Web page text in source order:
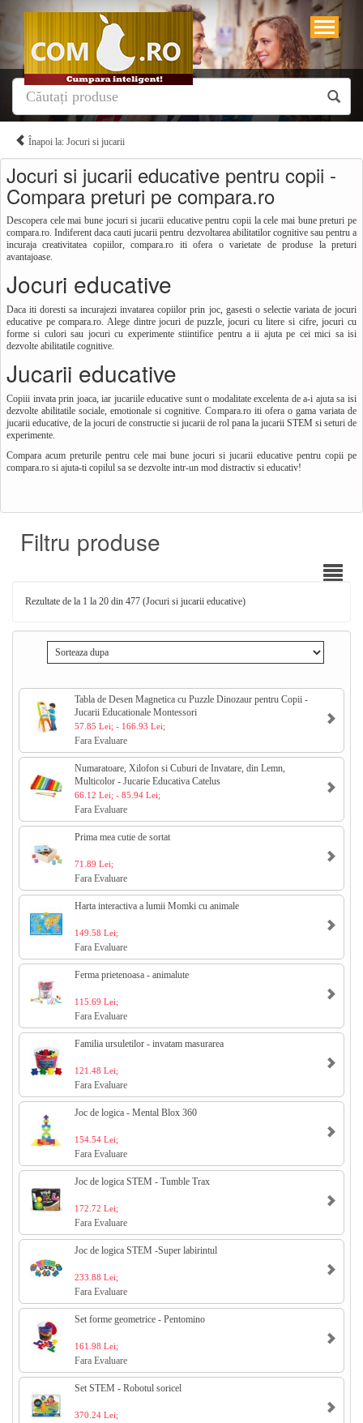
Înapoi la: Jocuri si jucarii
Jocuri si jucarii educative pentru copii -
Compara preturi pe compara.ro
Descopera cele mai bune jocuri si jucarii educative pentru copii la cele mai bune preturi pe
compara.ro. Indiferent daca cauti jucarii pentru dezvoltarea abilitatilor cognitive sau pentru a
incuraja creativitatea copiilor, compara.ro iti ofera o varietate de produse la preturi
avantajoase.
Jocuri educative
Daca iti doresti sa incurajezi invatarea copiilor prin joc, gasesti o selectie variata de jocuri
educative pe compara.ro. Alege dintre jocuri de puzzle, jocuri cu litere si cifre, jocuri cu
forme si culori sau jocuri cu experimente stiintifice pentru a ii ajuta pe cei mici sa isi
dezvolte abilitatile cognitive.
Jucarii educative
Copiii invata prin joaca, iar jucariile educative sunt o modalitate excelenta de a-i ajuta sa isi
dezvolte abilitatile sociale, emotionale si cognitive. Compara.ro iti ofera o gama variata de
jucarii educative, de la jocuri de constructie si jucarii de rol pana la jucarii STEM si seturi de
experimente.
Compara acum preturile pentru cele mai bune jocuri si jucarii educative pentru copii pe
compara.ro si ajuta-ti copilul sa se dezvolte intr-un mod distractiv si educativ!
Filtru produse
Rezultate de la 1 la 20 din 477 (Jocuri si jucarii educative)
Tabla de Desen Magnetica cu Puzzle Dinozaur pentru Copii -
Jucarii Educationale Montessori
57.85 Lei; - 166.93 Lei;
Fara Evaluare
Numaratoare, Xilofon si Cuburi de Invatare, din Lemn,
Multicolor - Jucarie Educativa Catelus
66.12 Lei; - 85.94 Lei;
Fara Evaluare
Prima mea cutie de sortat
71.89 Lei;
Fara Evaluare
Harta interactiva a lumii Momki cu animale
149.58 Lei;
Fara Evaluare
Ferma prietenoasa - animalute
115.69 Lei;
Fara Evaluare
Familia ursuletilor - invatam masurarea
121.48 Lei;
Fara Evaluare
Joc de logica - Mental Blox 360
154.54 Lei;
Fara Evaluare
Joc de logica STEM - Tumble Trax
172.72 Lei;
Fara Evaluare
Joc de logica STEM -Super labirintul
233.88 Lei;
Fara Evaluare
Set forme geometrice - Pentomino
161.98 Lei;
Fara Evaluare
Set STEM - Robotul soricel
370.24 Lei;